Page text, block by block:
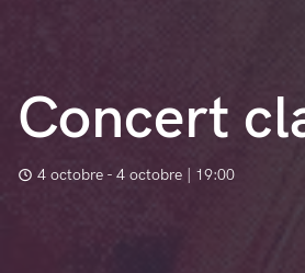
Concert
4 octobre - 4 octobre | 19:00